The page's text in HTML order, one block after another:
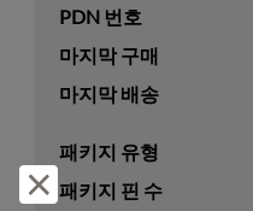
PDN 번호
마지막 구매
마지막 배송
패키지 유형
패키지 핀 수
거부 및 닫기